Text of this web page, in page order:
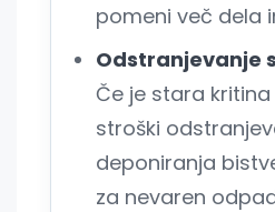
pomeni več dela
Odstranjevanje
Če je stara
stroški
deponiranja
za nevaren